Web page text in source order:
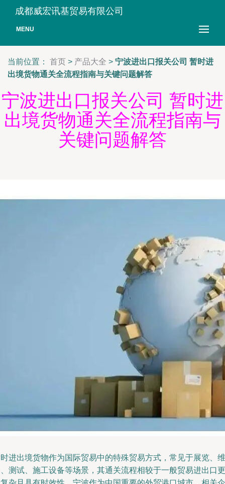
成都威宏讯基贸易有限公司
MENU
当前位置： 首页 > 产品大全 > 宁波进出口报关公司 暂时进
出境货物通关全流程指南与关键问题解答
宁波进出口报关公司 暂时进
出境货物通关全流程指南与
关键问题解答
进出境货物作为国际贸易中的特殊贸易方式，常见于展览、维
测试、施工设备等场景，其通关流程相较于一般贸易进出口更